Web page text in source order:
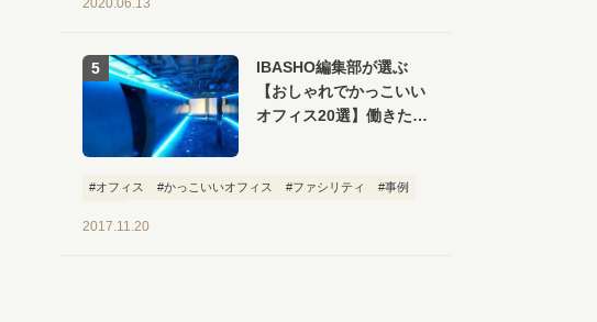
2020.06.13
IBASHO編集部が選ぶ
【おしゃれでかっこいい
オフィス20選】働きたく
#オフィス #かっこいいオフィス #ファシリティ
#事例
2017.11.20